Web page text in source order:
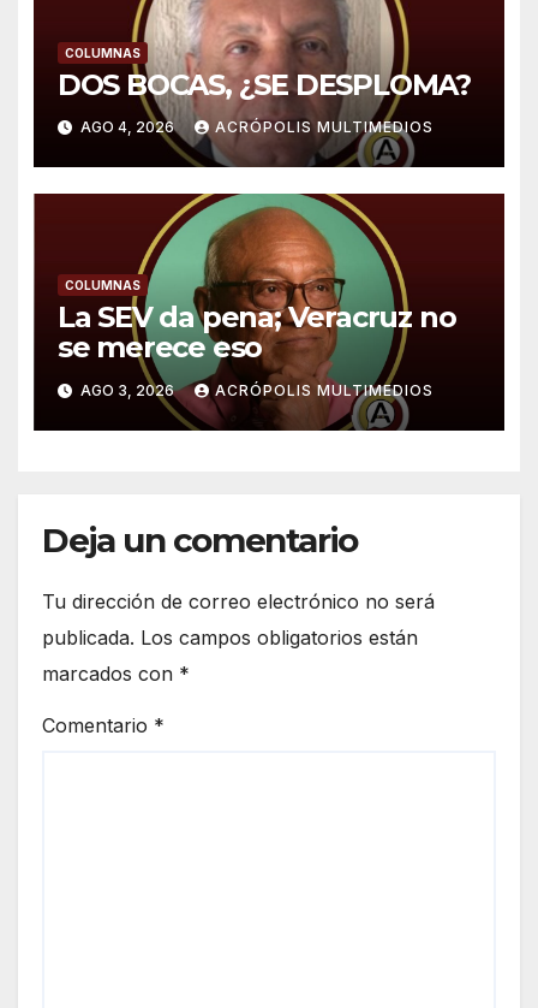
COLUMNAS
DOS BOCAS, ¿SE DESPLOMA?
AGO 4, 2026 ACRÓPOLIS MULTIMEDIOS
COLUMNAS
La SEV da pena; Veracruz no
se merece eso
AGO 3, 2026 ACRÓPOLIS MULTIMEDIOS
Deja un comentario
Tu dirección de correo electrónico no será
publicada. Los campos obligatorios están
marcados con *
Comentario *